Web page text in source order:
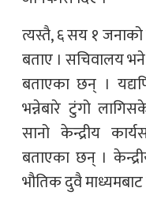
त्यस्तै, ६ सय १ जनाको
बताए । सचिवालय
बताएका छन् ।
भन्नेबारे टुंगो
सानो केन्द्रीय
बताएका छन् ।
भौतिक दुवै